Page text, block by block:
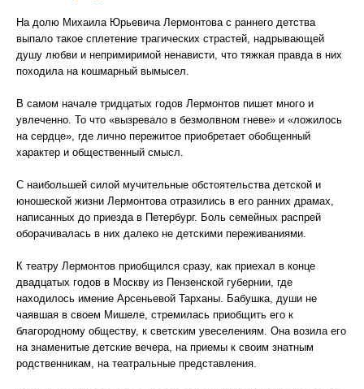
На долю Михаила Юрьевича Лермонтова с раннего детства
выпало такое сплетение трагических страстей, надрывающей
душу любви и непримиримой ненависти, что тяжкая правда в них
походила на кошмарный вымысел.
В самом начале тридцатых годов Лермонтов пишет много и
увлеченно. То что «вызревало в безмолвном гневе» и «ложилось
на сердце», где лично пережитое приобретает обобщенный
характер и общественный смысл.
С наибольшей силой мучительные обстоятельства детской и
юношеской жизни Лермонтова отразились в его ранних драмах,
написанных до приезда в Петербург. Боль семейных распрей
оборачивалась в них далеко не детскими переживаниями.
К театру Лермонтов приобщился сразу, как приехал в конце
двадцатых годов в Москву из Пензенской губернии, где
находилось имение Арсеньевой Тарханы. Бабушка, души не
чаявшая в своем Мишеле, стремилась приобщить его к
благородному обществу, к светским увеселениям. Она возила его
на знаменитые детские вечера, на приемы к своим знатным
родственникам, на театральные представления.